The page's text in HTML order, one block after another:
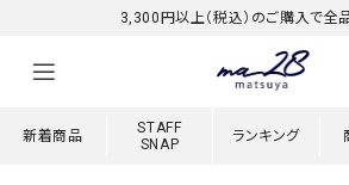
3,300円以上（税込）のご購入で全
新着商品
STAFF
SNAP
ランキング